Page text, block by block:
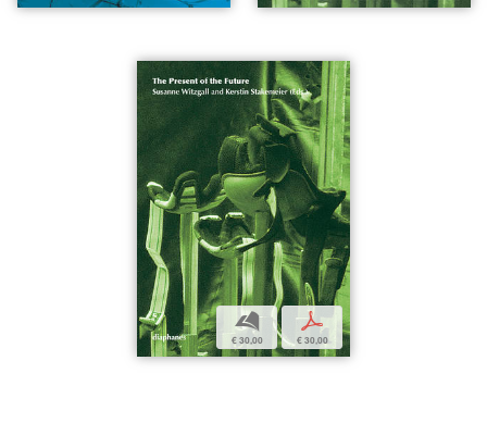
b
€ 30,00
p
€ 30,00